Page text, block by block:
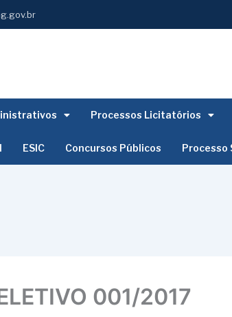
Processos Licitatórios
ESIC Concursos Públicos Processo
001/2017